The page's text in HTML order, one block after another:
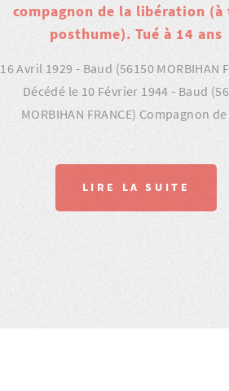
compagnon de la libération
posthume). Tué à 14 ans
16 Avril 1929 - Baud (56150 MORBIHAN
Décédé le 10 Février 1944 - Baud
MORBIHAN FRANCE) Compagnon
LIRE LA SUITE